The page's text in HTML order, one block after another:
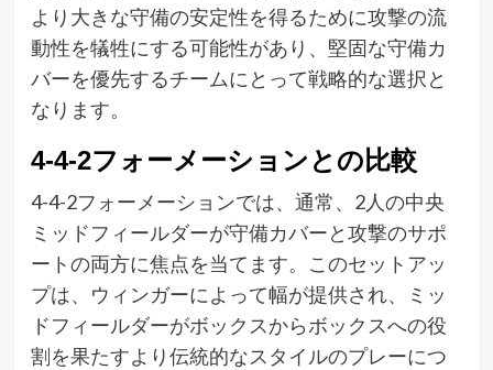
より大きな守備の安定性を得るために攻撃の流
動性を犠牲にする可能性があり、堅固な守備カ
バーを優先するチームにとって戦略的な選択と
なります。
4-4-2フォーメーションとの比較
4-4-2フォーメーションでは、通常、2人の中央
ミッドフィールダーが守備カバーと攻撃のサポ
ートの両方に焦点を当てます。このセットアッ
プは、ウィンガーによって幅が提供され、ミッ
ドフィールダーがボックスからボックスへの役
割を果たすより伝統的なスタイルのプレーにつ